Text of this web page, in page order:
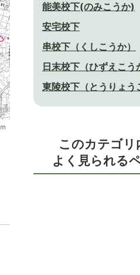
能美校下(のみこうか)
安宅校下
串校下（くしこうか）
日末校下（ひずえこう
東陵校下（とうりょう
このカテゴリ
よく見られる